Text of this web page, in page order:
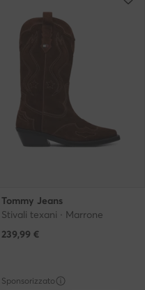
Tommy Jeans
Stivali texani · Marrone
239,99 €
Sponsorizzato